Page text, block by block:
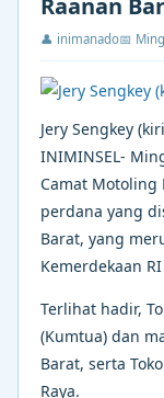
👤 inimanado📅
Jery Sengkey
INIMINSEL-
Camat Motoling
perdana yang
Barat, yang
Kemerdekaan
Terlihat hadir,
(Kumtua) dan
Barat, serta
Raya.